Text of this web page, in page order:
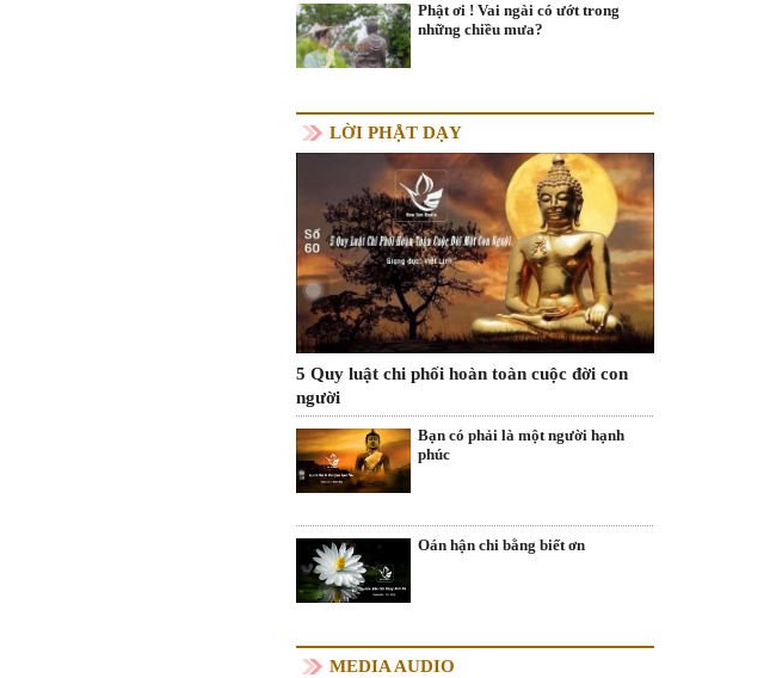
Phật ơi ! Vai ngài có ướt trong
những chiều mưa?
LỜI PHẬT DẠY
5 Quy luật chi phối hoàn toàn cuộc đời con
người
Bạn có phải là một người hạnh
phúc
Oán hận chi bằng biết ơn
MEDIA AUDIO